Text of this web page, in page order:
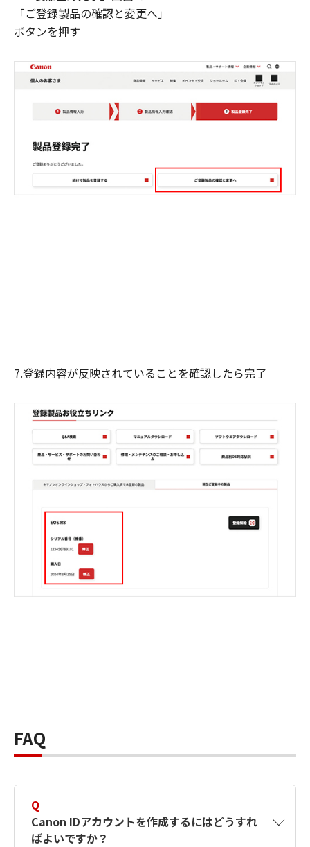
「ご登録製品の確認と変更へ」
ボタンを押す
7.登録内容が反映されていることを確認したら完了
FAQ
Q
Canon IDアカウントを作成するにはどうすれ
ばよいですか？